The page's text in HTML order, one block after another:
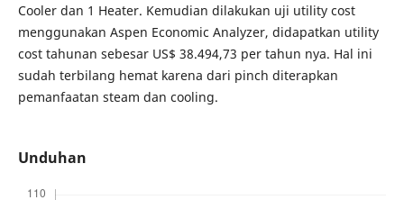
Cooler dan 1 Heater. Kemudian dilakukan uji utility cost
menggunakan Aspen Economic Analyzer, didapatkan utility
cost tahunan sebesar US$ 38.494,73 per tahun nya. Hal ini
sudah terbilang hemat karena dari pinch diterapkan
pemanfaatan steam dan cooling.
Unduhan